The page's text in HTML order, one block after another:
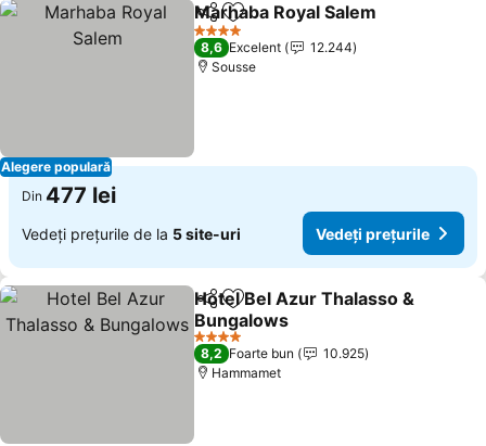
Alegere populară
DistribuițiAdăugaţi la favorite
Marhaba Royal Salem
4 Stele
8,6 Excelent
12.244
Sousse
Din 477 lei
Vedeți prețurile de la 5 site-uri Vedeți prețurile
DistribuițiAdăugaţi la favorite
Hotel Bel Azur Thalasso &
Bungalows
Vedeți prețurile
4 Stele
8,2 Foarte bun
10.925
Hammamet